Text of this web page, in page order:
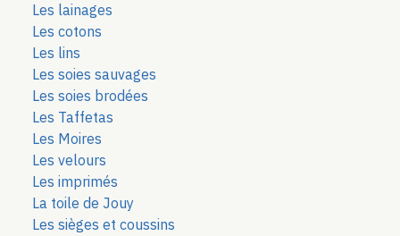
Les lainages
Les cotons
Les lins
Les soies sauvages
Les soies brodées
Les Taffetas
Les Moires
Les velours
Les imprimés
La toile de Jouy
Les sièges et coussins